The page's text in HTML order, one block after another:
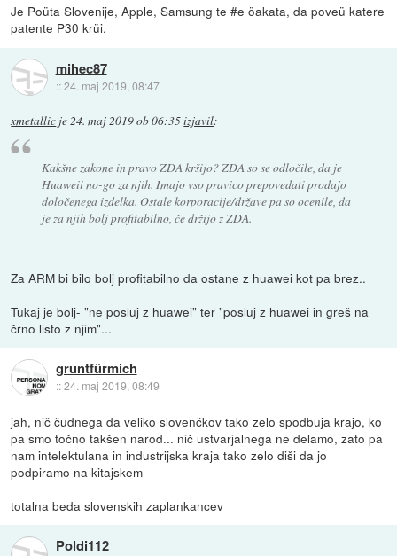
Je Poüta Slovenije, Apple, Samsung te #e öakata, da poveü katere
patente P30 krüi.
mihec87
::24. maj 2019, 08:47
xmetallic je24. maj 2019 ob 06:35izjavil:
Kakšne zakone in pravo ZDA kršijo? ZDA so se odločile, da je
Huaweii no-go za njih. Imajo vso pravico prepovedati prodajo
določenega izdelka. Ostale korporacije/države pa so ocenile, da
je za njih bolj profitabilno, če držijo z ZDA.
Za ARM bi bilo bolj profitabilno da ostane z huawei kot pa brez..
Tukaj je bolj- "ne posluj z huawei" ter "posluj z huawei in greš na
črno listo z njim"...
gruntfürmich
::24. maj 2019, 08:49
jah, nič čudnega da veliko slovenčkov tako zelo spodbuja krajo, ko
pa smo točno takšen narod... nič ustvarjalnega ne delamo, zato pa
nam intelektulana in industrijska kraja tako zelo diši da jo
podpiramo na kitajskem
totalna beda slovenskih zaplankancev
Poldi112